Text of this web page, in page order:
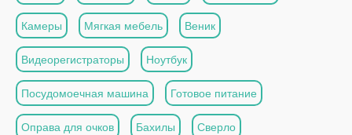
Камеры Мягкая мебель Веник
Видеорегистраторы Ноутбук
Посудомоечная машина Готовое питание
Оправа для очков Бахилы Сверло